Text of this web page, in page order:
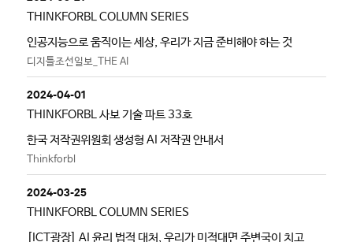
THINKFORBL COLUMN SERIES
인공지능으로 움직이는 세상, 우리가 지금 준비해야 하는 것
디지틀조선일보_THE AI
2024-04-01
THINKFORBL 사보 기술 파트 33호
한국 저작권위원회 생성형 AI 저작권 안내서
Thinkforbl
2024-03-25
THINKFORBL COLUMN SERIES
[ICT광장] AI 윤리 법적 대처, 우리가 미적대면 주변국이 치고